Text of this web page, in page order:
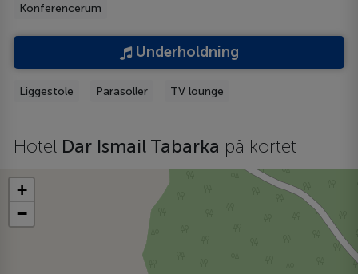
Konferencerum
Underholdning
Liggestole Parasoller TV lounge
Hotel Dar Ismail Tabarka på kortet
+
−